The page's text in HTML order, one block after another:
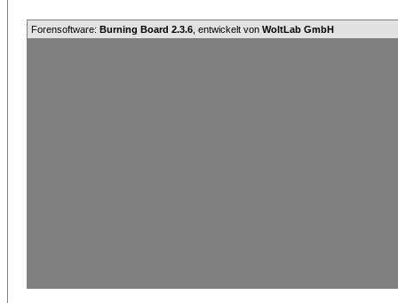
Forensoftware: Burning Board 2.3.6 , entwickelt von WoltLab GmbH